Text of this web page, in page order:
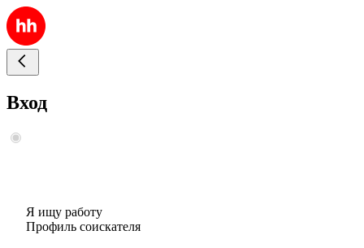
Вход
Я ищу работу
Профиль соискателя